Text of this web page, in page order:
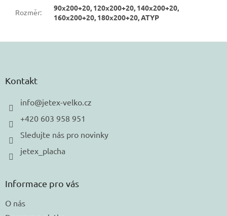
Rozměr:
90x200+20, 120x200+20, 140x200+20,
160x200+20, 180x200+20, ATYP
Kontakt
info@jetex-velko.cz
+420 603 958 951
Sledujte nás pro novinky
jetex_placha
Informace pro vás
O nás